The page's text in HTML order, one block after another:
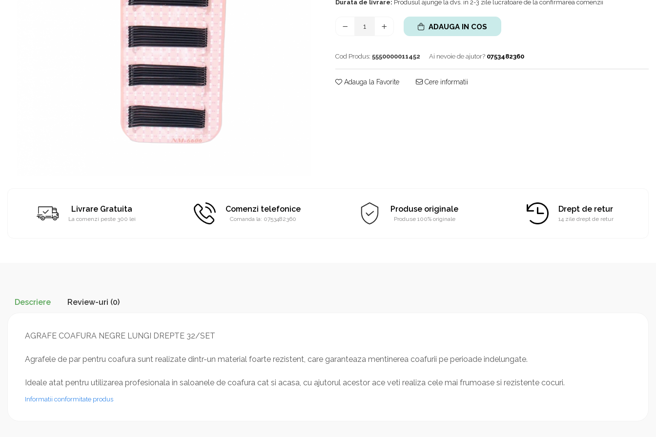
Durata de livrare: Produsul ajunge la dvs. in 2-3 zile lucratoare de la confirmarea comenzii
ADAUGA IN COS
Cod Produs: 5550000011452 Ai nevoie de ajutor? 0753482360
Adauga la Favorite Cere informatii
Livrare Gratuita
La comenzi peste 300 lei
Comenzi telefonice
Comanda la: 0753482360
Produse originale
Produse 100% originale
Drept de retur
14 zile drept de retur
Descriere Review-uri (0)
AGRAFE COAFURA NEGRE LUNGI DREPTE 32/SET
Agrafele de par pentru coafura sunt realizate dintr-un material foarte rezistent, care garanteaza mentinerea coafurii pe perioade indelungate.
Ideale atat pentru utilizarea profesionala in saloanele de coafura cat si acasa, cu ajutorul acestor ace veti realiza cele mai frumoase si rezistente cocuri.
Informatii conformitate produs